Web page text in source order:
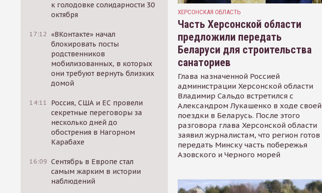
к голодовке солидарности 30
октября
17:12 «ВКонтакте» начал
блокировать посты
родственников
мобилизованных, в которых
они требуют вернуть близких
домой
14:11
Россия, США и ЕС провели
секретные переговоры за
несколько дней до
обострения в Нагорном
Карабахе
16:09 Сентябрь в Европе стал
самым жарким в истории
наблюдений
ХЕРСОНСКАЯ ОБЛАСТЬ
Часть Херсонской области
предложили передать
Беларуси для строительства
санаториев
Глава назначенной Россией
администрации Херсонской области
Владимир Сальдо встретился с
Александром Лукашенко в ходе своей
поездки в Беларусь. После этого
разговора глава Херсонской области
заявил журналистам, что регион готов
передать Минску часть побережья
Азовского и Черного морей